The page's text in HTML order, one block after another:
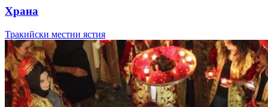
Храна
Тракийски местни ястия